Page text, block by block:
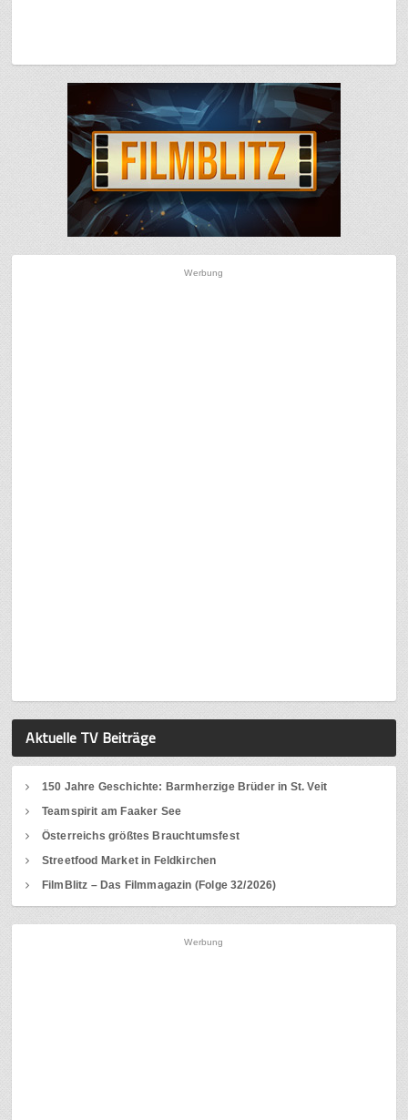
Werbung
Aktuelle TV Beiträge
150 Jahre Geschichte: Barmherzige Brüder in St. Veit
Teamspirit am Faaker See
Österreichs größtes Brauchtumsfest
Streetfood Market in Feldkirchen
FilmBlitz – Das Filmmagazin (Folge 32/2026)
Werbung